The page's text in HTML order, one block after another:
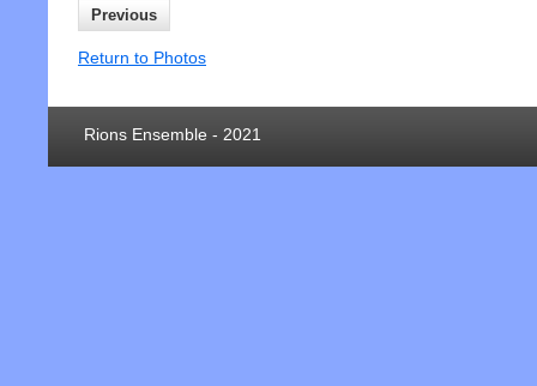
Previous
Return to Photos
Rions Ensemble - 2021